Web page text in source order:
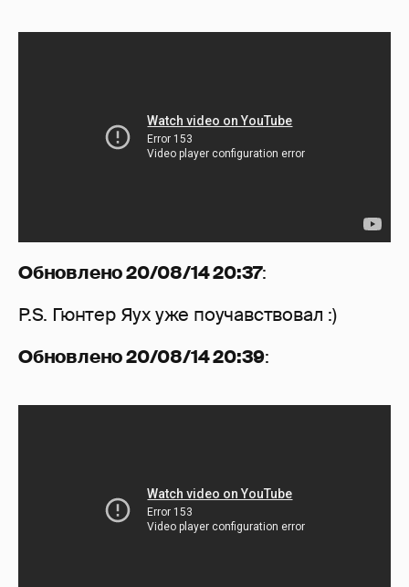
Обновлено 20/08/14 20:37:
P.S. Гюнтер Яух уже поучавствовал :)
Обновлено 20/08/14 20:39: